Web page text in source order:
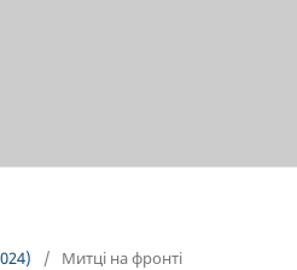
/ Митці на фронті